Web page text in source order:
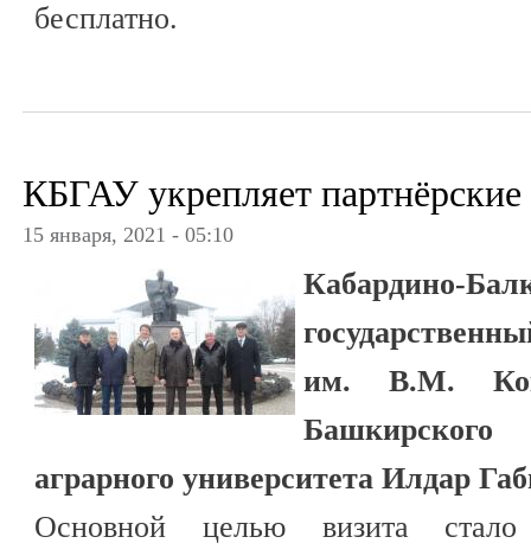
бесплатно.
КБГАУ укрепляет партнёрские
15 января, 2021 - 05:10
Кабардино-
им. В.М.
аграрного университета Илдар
Основной целью визита стало